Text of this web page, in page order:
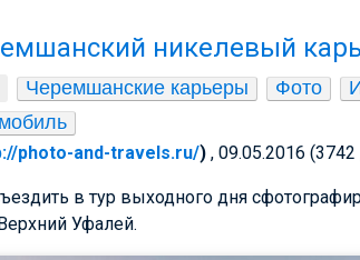
никелевый
Черемшанские карьеры Фото
photo-and-travels.ru/) , 09.05.2016
в тур выходного дня
Уфалей.